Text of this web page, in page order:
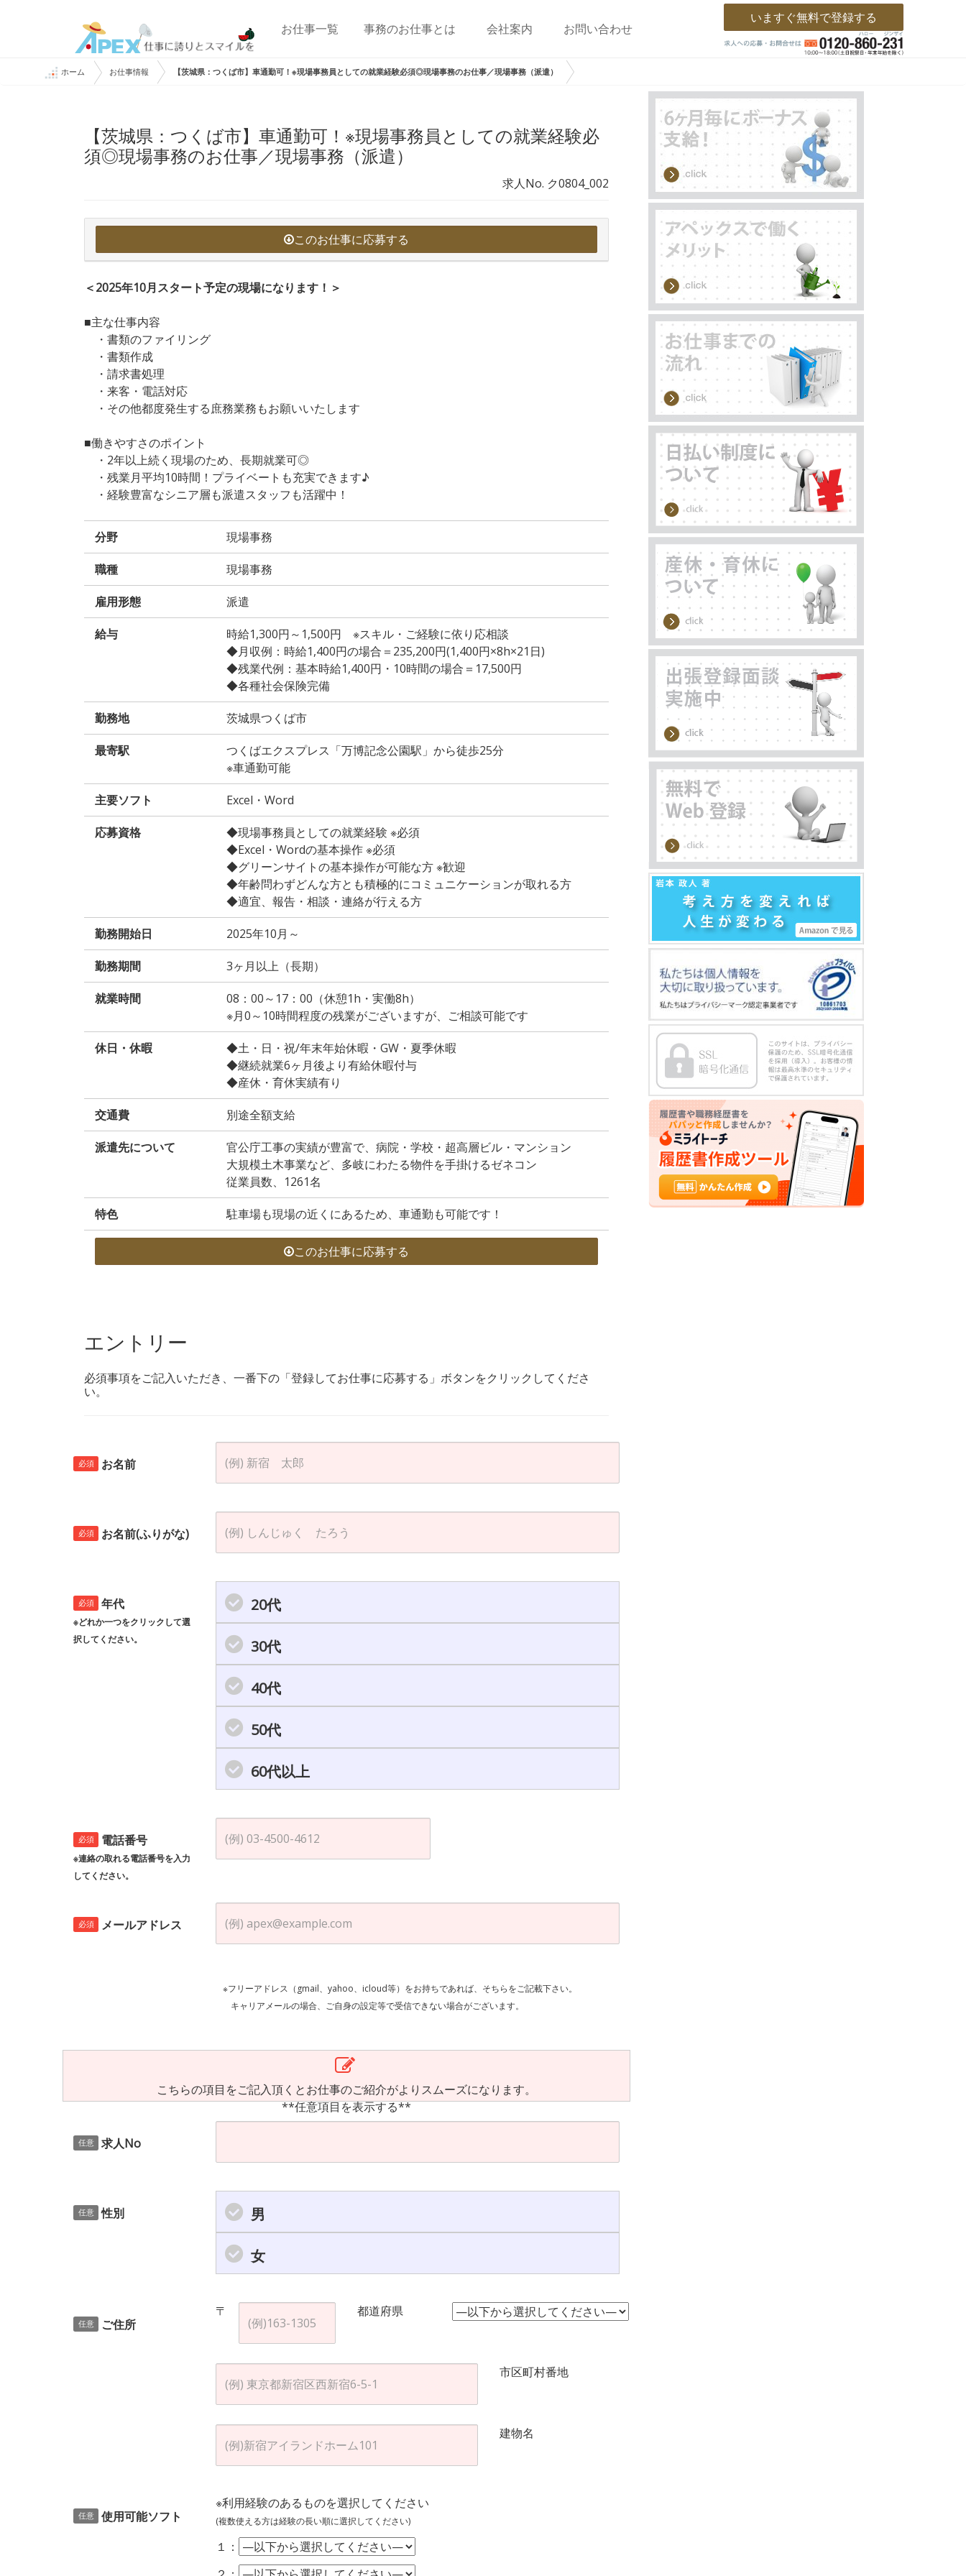
お仕事一覧 事務のお仕事とは 会社案内 お問い合わせ
いますぐ無料で登録する
ホーム お仕事情報 【茨城県：つくば市】車通勤可！※現場事務員としての就業経験必須◎現場事務のお仕事／現場事務（派遣）
【茨城県：つくば市】車通勤可！※現場事務員としての就業経験必
須◎現場事務のお仕事／現場事務（派遣）
求人No. ク0804_002
このお仕事に応募する
＜2025年10月スタート予定の現場になります！＞
■主な仕事内容
・書類のファイリング
・書類作成
・請求書処理
・来客・電話対応
・その他都度発生する庶務業務もお願いいたします
■働きやすさのポイント
・2年以上続く現場のため、長期就業可◎
・残業月平均10時間！プライベートも充実できます♪
・経験豊富なシニア層も派遣スタッフも活躍中！
分野 現場事務
職種 現場事務
雇用形態 派遣
給与
時給1,300円～1,500円 ※スキル・ご経験に依り応相談
◆月収例：時給1,400円の場合＝235,200円(1,400円×8h×21日)
◆残業代例：基本時給1,400円・10時間の場合＝17,500円
◆各種社会保険完備
勤務地 茨城県つくば市
最寄駅
つくばエクスプレス「万博記念公園駅」から徒歩25分
※車通勤可能
主要ソフト Excel・Word
応募資格
◆現場事務員としての就業経験 ※必須
◆Excel・Wordの基本操作 ※必須
◆グリーンサイトの基本操作が可能な方 ※歓迎
◆年齢問わずどんな方とも積極的にコミュニケーションが取れる方
◆適宜、報告・相談・連絡が行える方
勤務開始日 2025年10月～
勤務期間 3ヶ月以上（長期）
就業時間
08：00～17：00（休憩1h・実働8h）
※月0～10時間程度の残業がございますが、ご相談可能です
休日・休暇
◆土・日・祝/年末年始休暇・GW・夏季休暇
◆継続就業6ヶ月後より有給休暇付与
◆産休・育休実績有り
交通費 別途全額支給
派遣先について
官公庁工事の実績が豊富で、病院・学校・超高層ビル・マンション
大規模土木事業など、多岐にわたる物件を手掛けるゼネコン
従業員数、1261名
特色 駐車場も現場の近くにあるため、車通勤も可能です！
このお仕事に応募する
エントリー
必須事項をご記入いただき、一番下の「登録してお仕事に応募する」ボタンをクリックしてくださ
い。
必須 お名前
必須 お名前(ふりがな)
必須 年代
※どれか一つをクリックして選
択してください。
20代
30代
40代
50代
60代以上
必須 電話番号
※連絡の取れる電話番号を入力
してください。
必須 メールアドレス
※フリーアドレス（gmail、yahoo、icloud等）をお持ちであれば、そちらをご記載下さい。
キャリアメールの場合、ご自身の設定等で受信できない場合がございます。
こちらの項目をご記入頂くとお仕事のご紹介がよりスムーズになります。
**任意項目を表示する**
任意 求人No
任意 性別 男
女
任意 ご住所
〒 都道府県
市区町村番地
建物名
任意 使用可能ソフト
※利用経験のあるものを選択してください
(複数使える方は経験の長い順に選択してください)
１：